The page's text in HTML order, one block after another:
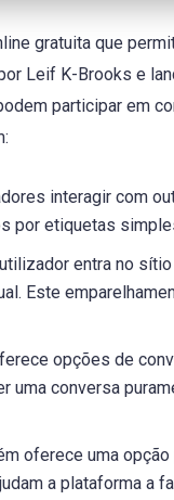
gratuita que
Leif K-Brooks e
participar em
interagir com
etiquetas
entra no
Este
opções de
conversa
oferece uma
a plataforma a